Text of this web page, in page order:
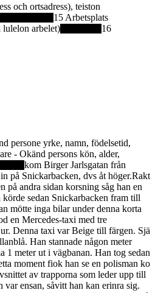
och ortsadress), teiston
15 Arbetsplats
lulelon arbelet)
16
persone yrke, namn, födelsetid,
- Okänd persons kön, alder,
kom Birger Jarlsgatan från
på Snickarbacken, dvs åt höger.Rakt
på andra sidan korsning såg han en
sedan Snickarbacken fram till
mötte inga bilar under denna korta
en Mercedes-taxi med tre
Denna taxi var Beige till färgen. Sjä
Han stannade någon meter
1 meter ut i vägbanan. Han tog sedan
moment fiok han se en polisman ko
av trapporna som leder upp till
var ensan, såvitt han kan erinra sig.